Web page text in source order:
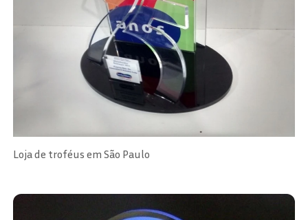
Loja de troféus em São Paulo